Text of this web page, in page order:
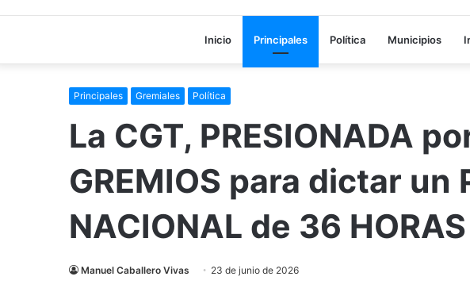
Inicio Principales Política Municipios
Principales Gremiales Política
La CGT, PRESIONADA
GREMIOS para dictar un
NACIONAL de 36 HORAS
Manuel Caballero Vivas 23 de junio de 2026